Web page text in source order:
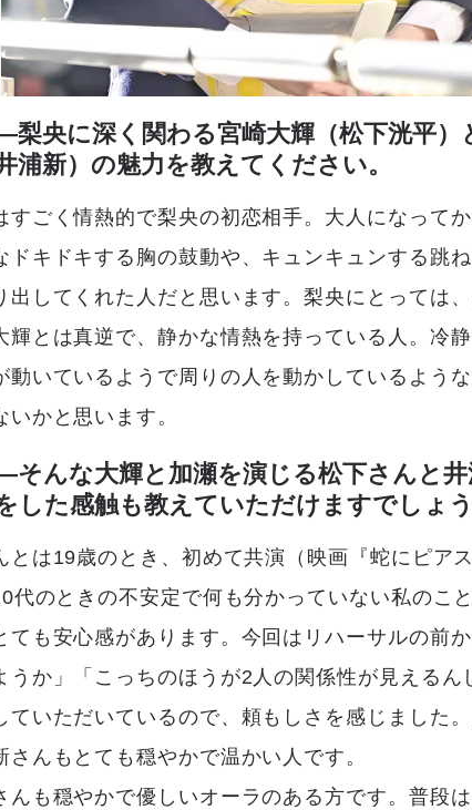
央に深く関わる宮崎大輝（松下洸平）
井浦新）の魅力を教えてください。
すごく情熱的で梨央の初恋相手。大人になって
ドキドキする胸の鼓動や、キュンキュンする跳ね
出してくれた人だと思います。梨央にとっては
輝とは真逆で、静かな情熱を持っている人。冷静
動いているようで周りの人を動かしているよう
いかと思います。
んな大輝と加瀬を演じる松下さんと井
した感触も教えていただけますでしょう
とは19歳のとき、初めて共演（映画『蛇にピア
代のときの不安定で何も分かっていない私のこ
ても安心感があります。今回はリハーサルの前
うか」「こっちのほうが2人の関係性が見えるん
ていただいているので、頼もしさを感じました
さんもとても穏やかで温かい人です。
んも穏やかで優しいオーラのある方です。普段